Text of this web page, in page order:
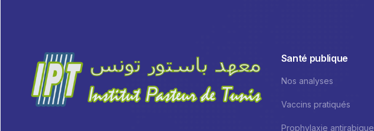
Santé publique
Nos analyses
Vaccins pratiqués
Prophylaxie antirabique